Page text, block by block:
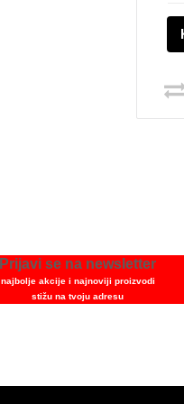
Prijavi se na newsletter
najbolje akcije i najnoviji proizvodi
stižu na tvoju adresu